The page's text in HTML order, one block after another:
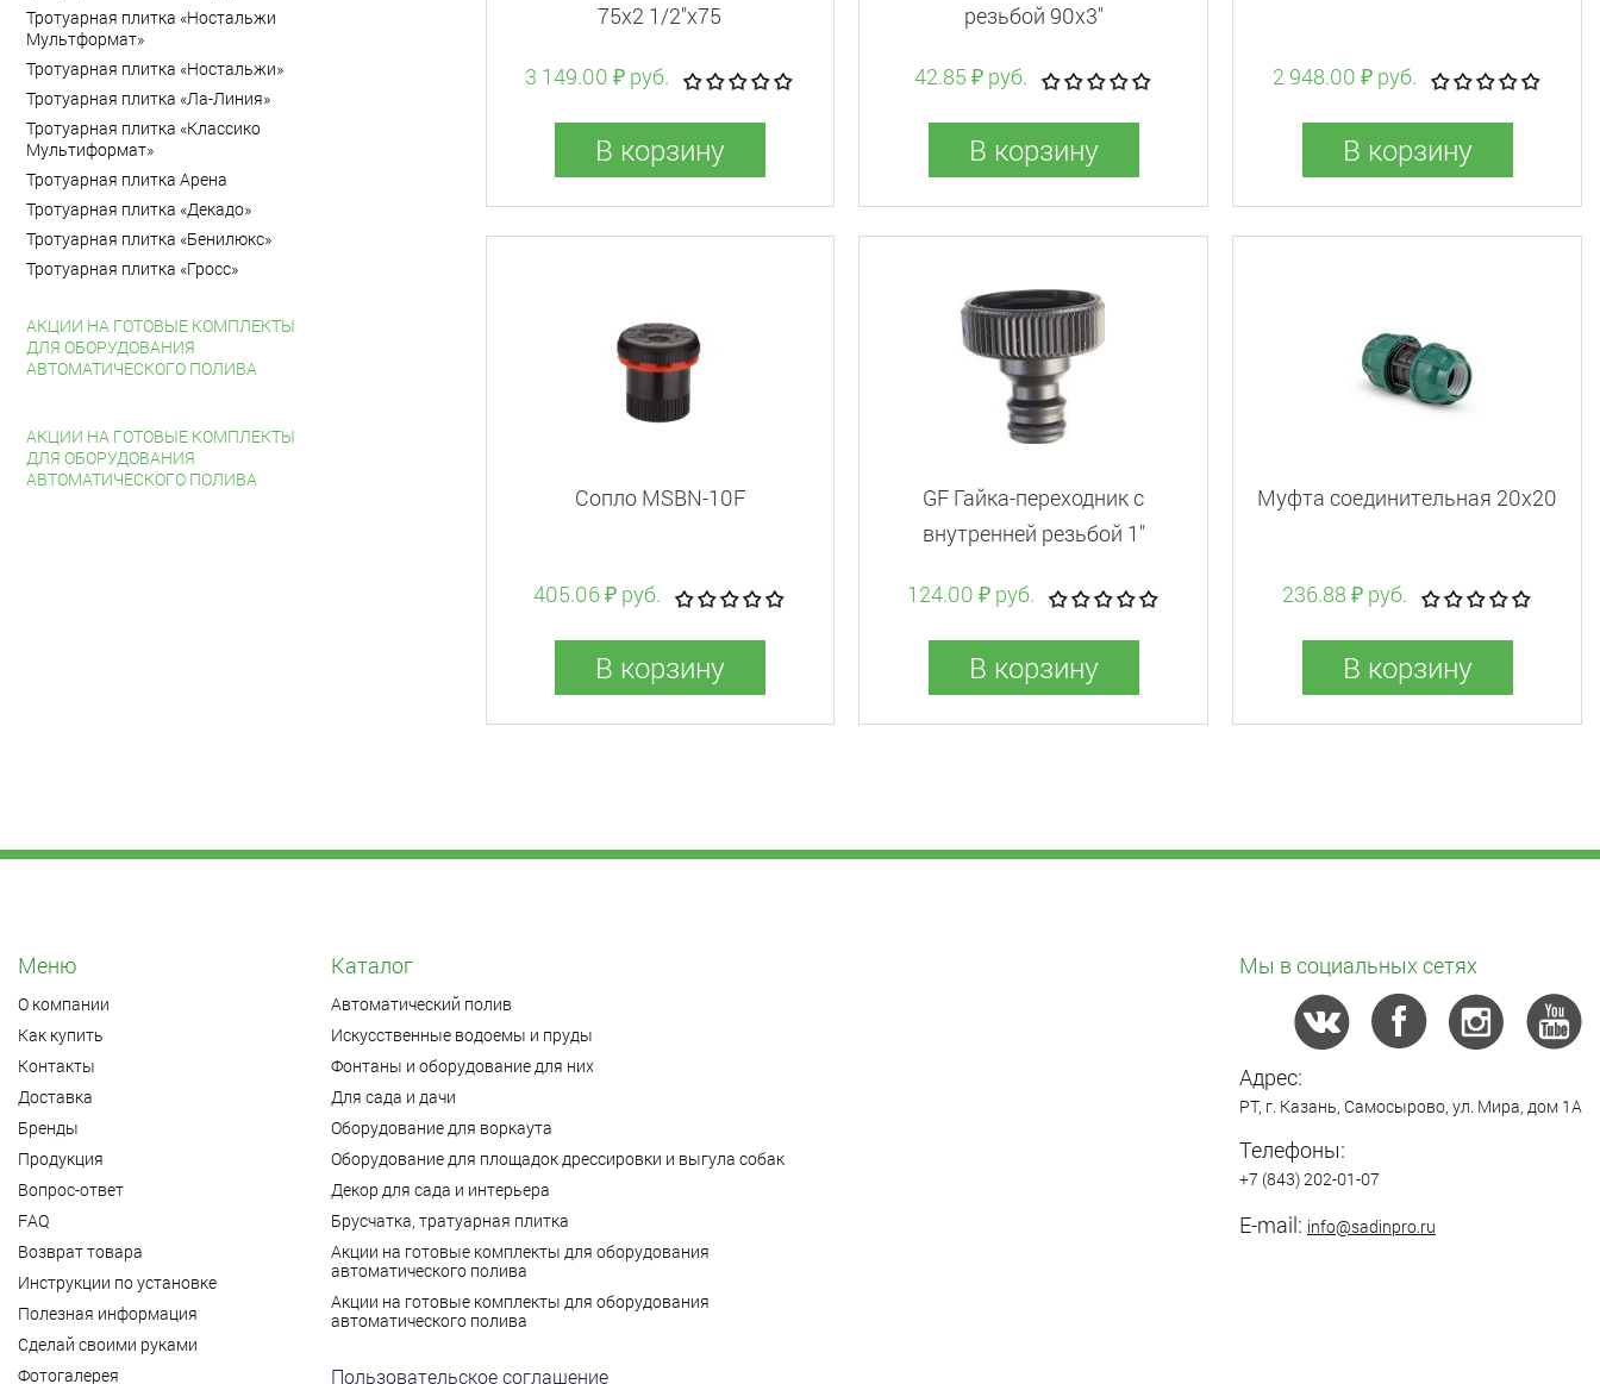
Тротуарная плитка «Ностальжи
Мультформат»
Тротуарная плитка «Ностальжи»
Тротуарная плитка «Ла-Линия»
Тротуарная плитка «Классико
Мультиформат»
Тротуарная плитка Арена
Тротуарная плитка «Декадо»
Тротуарная плитка «Бенилюкс»
Тротуарная плитка «Гросс»
АКЦИИ НА ГОТОВЫЕ КОМПЛЕКТЫ
ДЛЯ ОБОРУДОВАНИЯ
АВТОМАТИЧЕСКОГО ПОЛИВА
АКЦИИ НА ГОТОВЫЕ КОМПЛЕКТЫ
ДЛЯ ОБОРУДОВАНИЯ
АВТОМАТИЧЕСКОГО ПОЛИВА
75x2 1/2"x75
3 149.00 ₽ руб.
В корзину
резьбой 90x3"
42.85 ₽ руб.
В корзину
2 948.00 ₽ руб.
В корзину
Сопло MSBN-10F
405.06 ₽ руб.
В корзину
GF Гайка-переходник с
внутренней резьбой 1"
124.00 ₽ руб.
В корзину
Муфта соединительная 20x20
236.88 ₽ руб.
В корзину
Меню
О компании
Как купить
Контакты
Доставка
Бренды
Продукция
Вопрос-ответ
FAQ
Возврат товара
Инструкции по установке
Полезная информация
Сделай своими руками
Фотогалерея
Каталог
Автоматический полив
Искусственные водоемы и пруды
Фонтаны и оборудование для них
Для сада и дачи
Оборудование для воркаута
Оборудование для площадок дрессировки и выгула собак
Декор для сада и интерьера
Брусчатка, тратуарная плитка
Акции на готовые комплекты для оборудования
автоматического полива
Акции на готовые комплекты для оборудования
автоматического полива
Пользовательское соглашение
Мы в социальных сетях
Адрес:
РТ, г. Казань, Самосырово, ул. Мира, дом 1А
Телефоны:
+7 (843) 202-01-07
E-mail: info@sadinpro.ru